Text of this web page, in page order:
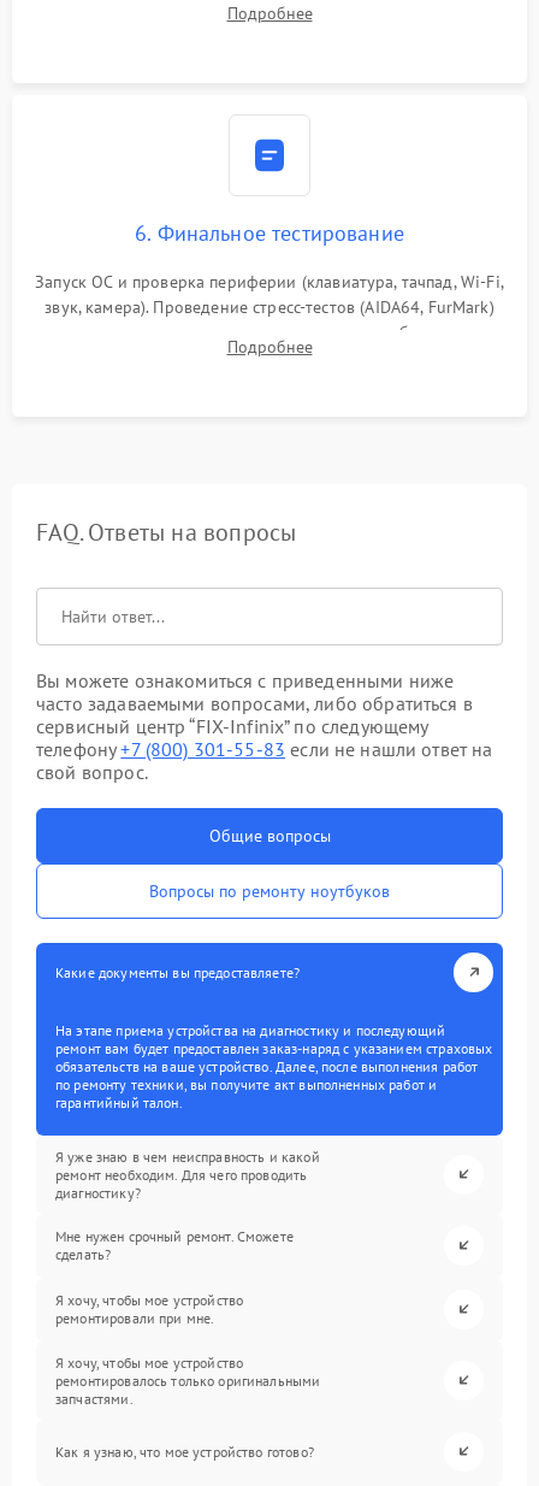
шлейфов, модулей памяти и накопителей. Предварительная
Подробнее
6. Финальное тестирование
Запуск ОС и проверка периферии (клавиатура, тачпад, Wi-Fi,
звук, камера). Проведение стресс-тестов (AIDA64, FurMark)
для контроля температурного режима и стабильности
системы под пиковой нагрузкой.
Подробнее
FAQ. Ответы на вопросы
Вы можете ознакомиться с приведенными ниже
часто задаваемыми вопросами, либо обратиться в
сервисный центр “FIX-Infinix” по следующему
телефону+7 (800) 301-55-83 если не нашли ответ на
свой вопрос.
Общие вопросы
Вопросы по ремонту ноутбуков
Какие документы вы предоставляете?
На этапе приема устройства на диагностику и последующий
ремонт вам будет предоставлен заказ-наряд с указанием страховых
обязательств на ваше устройство. Далее, после выполнения работ
по ремонту техники, вы получите акт выполненных работ и
гарантийный талон.
Я уже знаю в чем неисправность и какой
ремонт необходим. Для чего проводить
диагностику?
Мне нужен срочный ремонт. Сможете
сделать?
Я хочу, чтобы мое устройство
ремонтировали при мне.
Я хочу, чтобы мое устройство
ремонтировалось только оригинальными
запчастями.
Как я узнаю, что мое устройство готово?